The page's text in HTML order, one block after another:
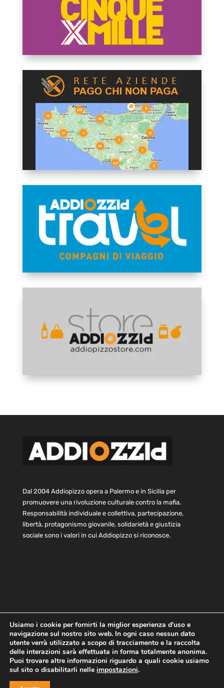
Dal 2004 Addiopizzo opera a Palermo e in Sicilia per
promuovere una rivoluzione culturale contro la mafia.
Responsabilità individuale e collettiva, partecipazione,
libertà, protagonismo giovanile, solidarietà e giustizia
sociale sono i valori in cui Addiopizzo si riconosce.
Home Statuto e bilancio
Contatti
Privacy
Cookie Child Protection Policy
Copyright © 2021 AddioPizzo | Tutti i diritti riservati | Sede
Usiamo i cookie per fornirti la miglior esperienza d'uso e
navigazione sul nostro sito web. In ogni caso nessun dato
utente verrà utilizzato a scopo di tracciamento e la raccolta
delle interazioni sarà effettuata in forma totalmente anonima.
Puoi trovare altre informazioni riguardo a quali cookie usiamo
sul sito o disabilitarli nelle impostazioni.